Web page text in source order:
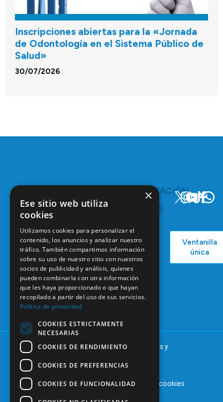
Inscripciones abiertas para la «Jornada
de Odontología en el Sistema Público de
Salud»
30/07/2026
C/ Mauricio
Legendre,
28046
91 561 29 05
informacion@coem.org.es
INTERESA
Servicios y
Bolsa de
Formación
Continuada
Tablón de
anuncios
COMUNICACIÓN
RECURSOS
COEM
Podcast
Actualidad
Ventanilla
única
© 2025 – COEM – Colegio Oficial de Odontólogos y
Aviso legalPolítica de privacidad Política de cookies
×
Ese sitio web utiliza
cookies
Utilizamos cookies para personalizar el
contenido, los anuncios y analizar nuestro
tráfico. También compartimos información
sobre su uso de nuestro sitio con nuestros
socios de publicidad y análisis, quienes
pueden combinarla con otra información
que les haya proporcionado o que hayan
recopilado a partir del uso de sus servicios.
Política de privacidad
COOKIES ESTRICTAMENTE
NECESARIAS
COOKIES DE RENDIMIENTO
COOKIES DE PREFERENCIAS
COOKIES DE FUNCIONALIDAD